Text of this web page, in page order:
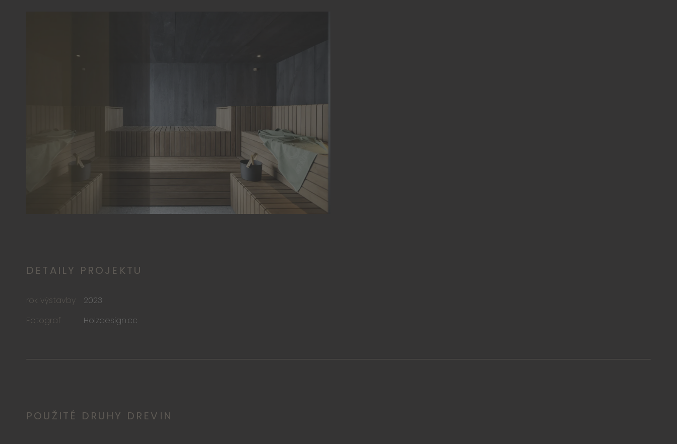
DETAILY PROJEKTU
rok výstavby
2023
Fotograf
Holzdesign.cc
POUŽITÉ DRUHY DREVIN